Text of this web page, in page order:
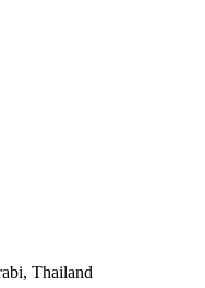
Thailand